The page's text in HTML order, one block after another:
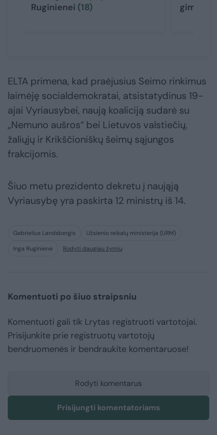
Ruginienei (18)
giminės
ELTA primena, kad praėjusius Seimo rinkimus
laimėję socialdemokratai, atsistatydinus 19-
ajai Vyriausybei, naują koaliciją sudarė su
„Nemuno aušros“ bei Lietuvos valstiečių,
žaliųjų ir Krikščioniškų šeimų sąjungos
frakcijomis.
Šiuo metu prezidento dekretu į naująją
Vyriausybę yra paskirta 12 ministrų iš 14.
Gabrielius Landsbergis
Užsienio reikalų ministerija (URM)
Inga Ruginienė
Rodyti daugiau žymių
Komentuoti po šiuo straipsniu
Komentuoti gali tik Lrytas registruoti vartotojai.
Prisijunkite prie registruotų vartotojų
bendruomenės ir bendraukite komentaruose!
Rodyti komentarus
Prisijungti komentatoriams